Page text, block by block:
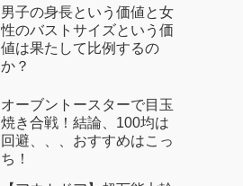
男子の身長という価値と女
性のバストサイズという価
値は果たして比例するの
か？
オーブントースターで目玉
焼き合戦！結論、100均は
回避、、、おすすめはこっ
ち！